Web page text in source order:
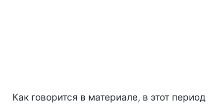
Как говорится в материале, в этот период